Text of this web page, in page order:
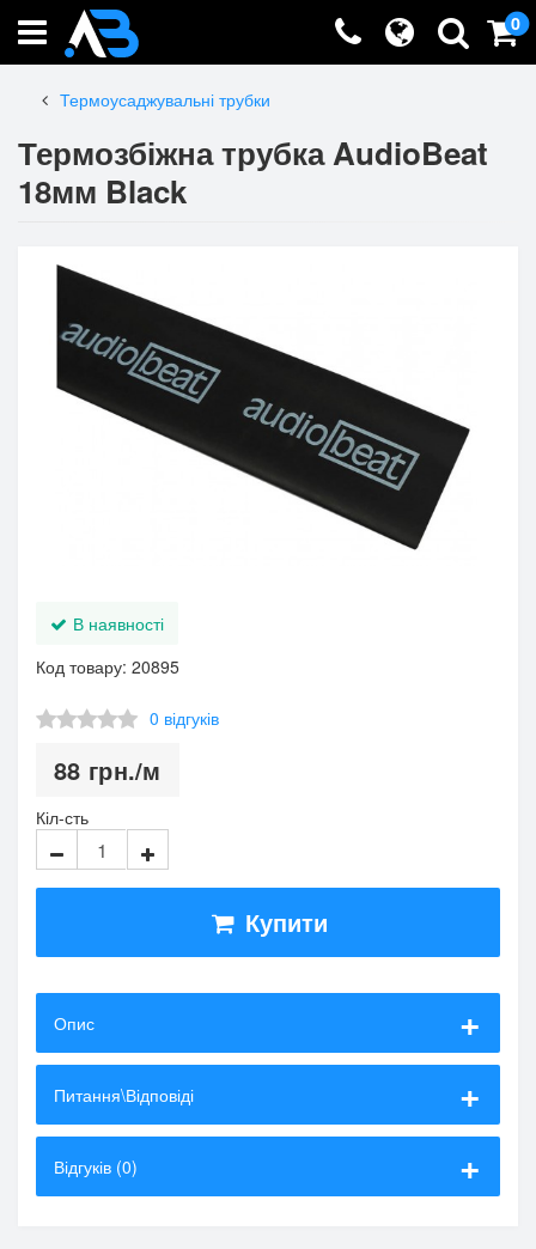
0
Термоусаджувальні трубки
Термозбіжна трубка AudioBeat
18мм Black
В наявності
Код товару: 20895
0 відгуків
88 грн./м
Кіл-сть
Купити
Опис
Питання\Відповіді
Відгуків (0)